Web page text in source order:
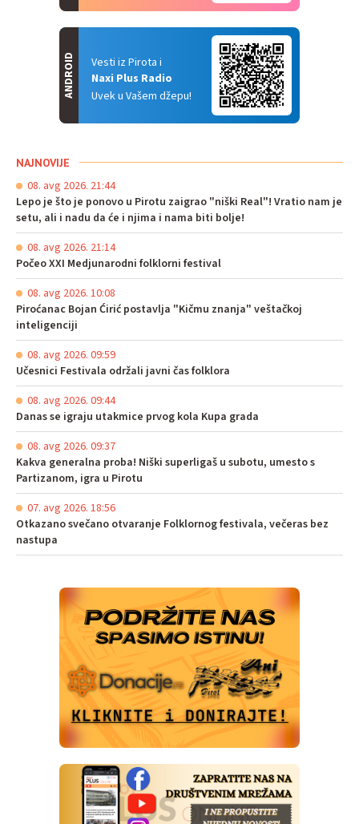
Vesti iz Pirota i
Naxi Plus Radio
Uvek u Vašem džepu!
ANDROID
NAJNOVIJE
08. avg 2026. 21:44
Lepo je što je ponovo u Pirotu zaigrao "niški Real"! Vratio nam je
setu, ali i nadu da će i njima i nama biti bolje!
08. avg 2026. 21:14
Počeo XXI Medjunarodni folklorni festival
08. avg 2026. 10:08
Piroćanac Bojan Ćirić postavlja "Kičmu znanja" veštačkoj
inteligenciji
08. avg 2026. 09:59
Učesnici Festivala održali javni čas folklora
08. avg 2026. 09:44
Danas se igraju utakmice prvog kola Kupa grada
08. avg 2026. 09:37
Kakva generalna proba! Niški superligaš u subotu, umesto s
Partizanom, igra u Pirotu
07. avg 2026. 18:56
Otkazano svečano otvaranje Folklornog festivala, večeras bez
nastupa